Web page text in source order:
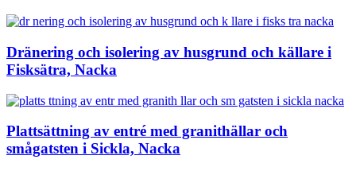
Dränering och isolering av husgrund och källare i
Fisksätra, Nacka
Plattsättning av entré med granithällar och
smågatsten i Sickla, Nacka